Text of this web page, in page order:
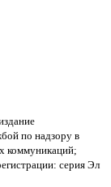
по надзору в
коммуникаций;
серия Эл